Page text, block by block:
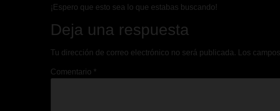
¡Espero que esto sea lo que estabas buscando!
Deja una respuesta
Tu dirección de correo electrónico no será publicada. Los
Comentario *